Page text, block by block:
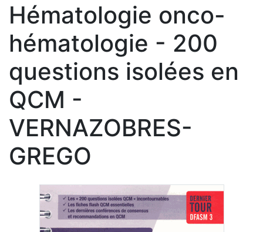
Hématologie onco-
hématologie - 200
questions isolées en
QCM -
VERNAZOBRES-
GREGO